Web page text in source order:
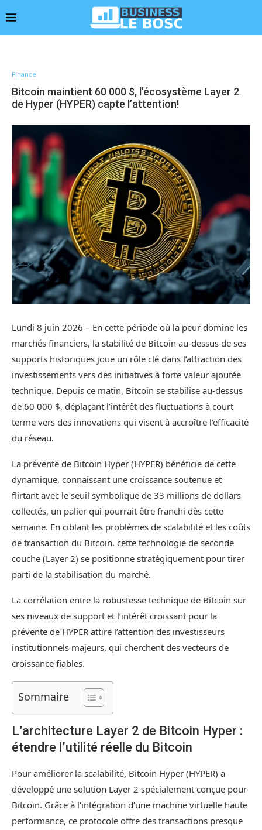
Finance
Bitcoin maintient 60 000 $, l’écosystème Layer 2
de Hyper (HYPER) capte l’attention!
Lundi 8 juin 2026 – En cette période où la peur domine les
marchés financiers, la stabilité de Bitcoin au-dessus de ses
supports historiques joue un rôle clé dans l’attraction des
investissements vers des initiatives à forte valeur ajoutée
technique. Depuis ce matin, Bitcoin se stabilise au-dessus
de 60 000 $, déplaçant l’intérêt des fluctuations à court
terme vers des innovations qui visent à accroître l’efficacité
du réseau.
La prévente de Bitcoin Hyper (HYPER) bénéficie de cette
dynamique, connaissant une croissance soutenue et
flirtant avec le seuil symbolique de 33 millions de dollars
collectés, un palier qui pourrait être franchi dès cette
semaine. En ciblant les problèmes de scalabilité et les coûts
de transaction du Bitcoin, cette technologie de seconde
couche (Layer 2) se positionne stratégiquement pour tirer
parti de la stabilisation du marché.
La corrélation entre la robustesse technique de Bitcoin sur
ses niveaux de support et l’intérêt croissant pour la
prévente de HYPER attire l’attention des investisseurs
institutionnels majeurs, qui cherchent des vecteurs de
croissance fiables.
Sommaire
L’architecture Layer 2 de Bitcoin Hyper :
étendre l’utilité réelle du Bitcoin
Pour améliorer la scalabilité, Bitcoin Hyper (HYPER) a
développé une solution Layer 2 spécialement conçue pour
Bitcoin. Grâce à l’intégration d’une machine virtuelle haute
performance, ce protocole offre des transactions presque